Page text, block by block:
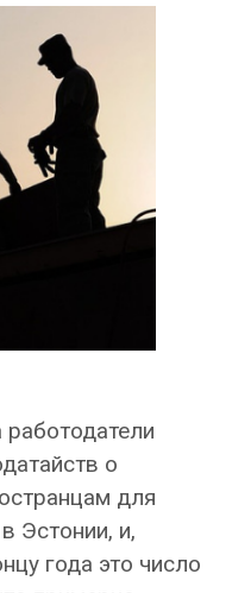
работодатели
о
для
Эстонии, и,
года это число